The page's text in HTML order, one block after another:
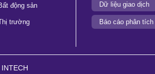
Dữ liệu giao dịch
Báo cáo phân tích
động sản
trường